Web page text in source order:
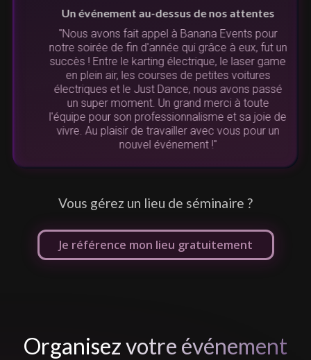
Un événement au-dessus de nos attentes
"Nous avons fait appel à Banana Events pour
notre soirée de fin d'année qui grâce à eux, fut un
succès ! Entre le karting électrique, le laser game
en plein air, les courses de petites voitures
électriques et le Just Dance, nous avons passé
un super moment. Un grand merci à toute
l'équipe pour son professionnalisme et sa joie de
vivre. Au plaisir de travailler avec vous pour un
nouvel événement !"
Vous gérez un lieu de séminaire ?
Je référence mon lieu gratuitement
Organisez votre événement